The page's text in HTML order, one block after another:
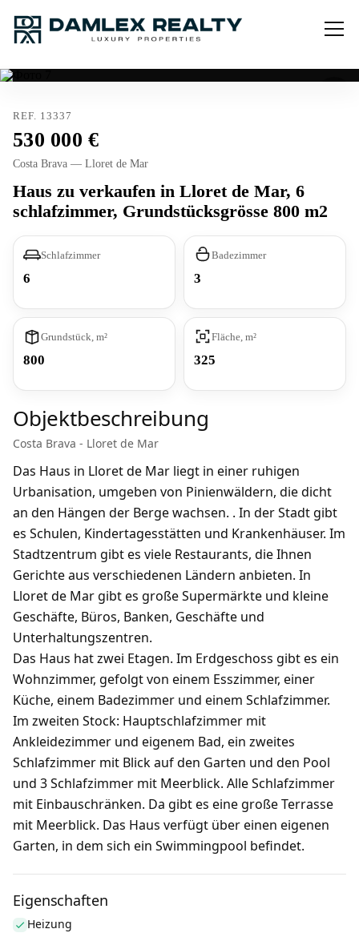
REF. 13337
530 000
Costa Brava — Lloret de Mar
Haus zu verkaufen in Lloret de Mar, 6
schlafzimmer, Grundstücksgrösse 800 m2
Schlafzimmer
6
Badezimmer
3
Grundstück, m²
800
Fläche, m²
325
Objektbeschreibung
Costa Brava - Lloret de Mar
Das Haus in Lloret de Mar liegt in einer ruhigen
Urbanisation, umgeben von Pinienwäldern, die dicht
an den Hängen der Berge wachsen. . In der Stadt gibt
es Schulen, Kindertagesstätten und Krankenhäuser. Im
Stadtzentrum gibt es viele Restaurants, die Ihnen
Gerichte aus verschiedenen Ländern anbieten. In
Lloret de Mar gibt es große Supermärkte und kleine
Geschäfte, Büros, Banken, Geschäfte und
Unterhaltungszentren.
Das Haus hat zwei Etagen. Im Erdgeschoss gibt es ein
Wohnzimmer, gefolgt von einem Esszimmer, einer
Küche, einem Badezimmer und einem Schlafzimmer.
Im zweiten Stock: Hauptschlafzimmer mit
Ankleidezimmer und eigenem Bad, ein zweites
Schlafzimmer mit Blick auf den Garten und den Pool
und 3 Schlafzimmer mit Meerblick. Alle Schlafzimmer
mit Einbauschränken. Da gibt es eine große Terrasse
mit Meerblick. Das Haus verfügt über einen eigenen
Garten, in dem sich ein Swimmingpool befindet.
Eigenschaften
Heizung